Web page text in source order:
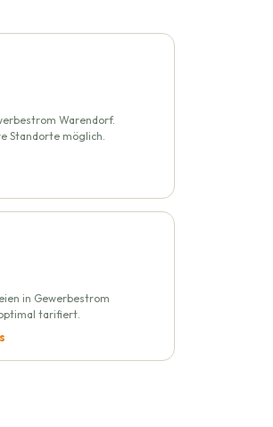
Warendorf.
Standorte möglich.
in Gewerbestrom
tarifiert.